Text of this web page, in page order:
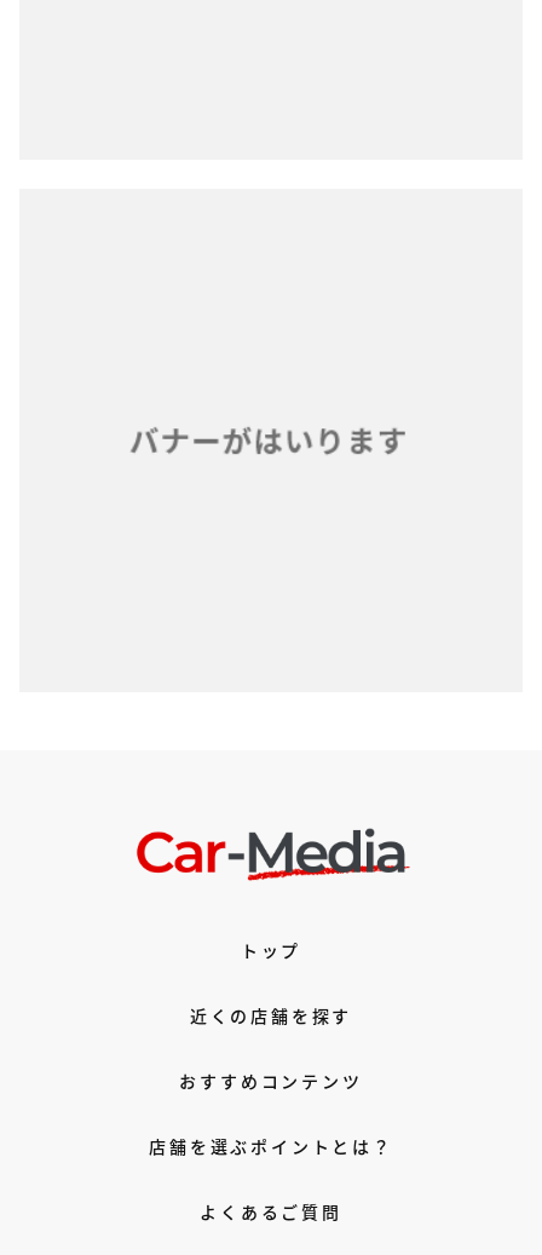
トップ
近くの店舗を探す
おすすめコンテンツ
店舗を選ぶポイントとは？
よくあるご質問